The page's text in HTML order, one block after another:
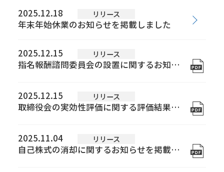
会社情報
IR・SR情報
IRニュース
株価情報
株主の皆様へ ～メッセージ～
株式について
株主総会
IRカレンダー
コーポレートガバナンス
2025年
2023年
2021年
2020年
2018年
2025.12.18 リリース
年末年始休業のお知らせを掲載しました
2025.12.15 リリース
指名報酬諮問委員会の設置に関するお知らせを掲載しました
2025.12.15 リリース
取締役会の実効性評価に関する評価結果の概要についてを掲載しました
2025.11.04 リリース
自己株式の消却に関するお知らせを掲載しました